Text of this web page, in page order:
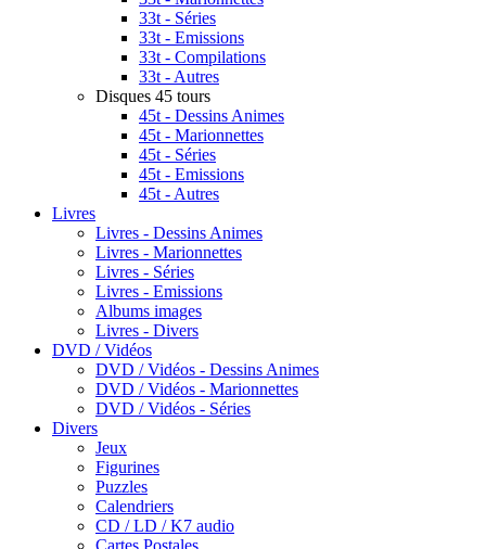
33t - Séries
33t - Emissions
33t - Compilations
33t - Autres
Disques 45 tours
45t - Dessins Animes
45t - Marionnettes
45t - Séries
45t - Emissions
45t - Autres
Livres
Livres - Dessins Animes
Livres - Marionnettes
Livres - Séries
Livres - Emissions
Albums images
Livres - Divers
DVD / Vidéos
DVD / Vidéos - Dessins Animes
DVD / Vidéos - Marionnettes
DVD / Vidéos - Séries
Divers
Jeux
Figurines
Puzzles
Calendriers
CD / LD / K7 audio
Cartes Postales